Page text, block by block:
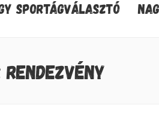
SPORTÁGVÁLASZTÓ
RENDEZVÉNY